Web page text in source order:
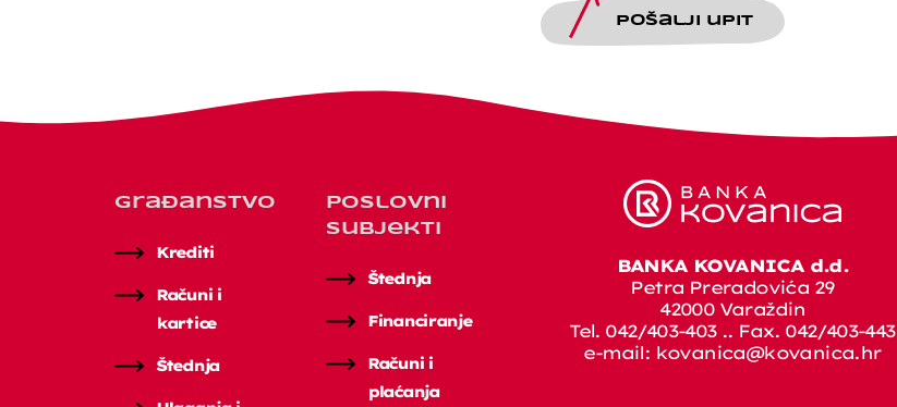
Pošalji upit
Građanstvo
Krediti
Računi i
kartice
Štednja
Poslovni
subjekti
Štednja
Financiranje
Računi i
plaćanja
BANKA KOVANICA d.d.
Petra Preradovića 29
42000 Varaždin
Tel. 042/403-403 .. Fax. 042/403-443
e-mail: kovanica@kovanica.hr